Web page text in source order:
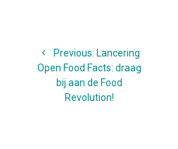
navigatie
Previous: Previous
post:
Lancering
Open Food Facts: draag
bij aan de Food
Revolution!